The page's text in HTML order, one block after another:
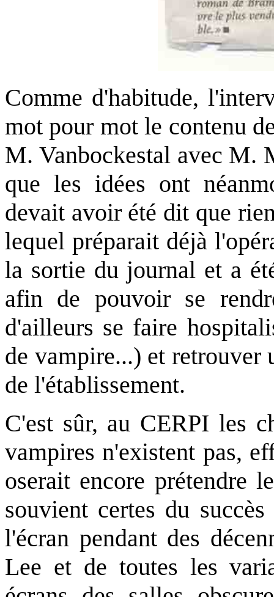
Comme d'habitude,
mot pour mot le contenu
M. Vanbockestal avec M.
que les idées ont
devait avoir été dit que
lequel préparait déjà
la sortie du journal et a
afin de pouvoir se
d'ailleurs se faire
de vampire...) et retrouver
de l'établissement.
C'est sûr, au CERPI les
vampires n'existent pas,
oserait encore prétendre
souvient certes du
l'écran pendant des
Lee et de toutes les